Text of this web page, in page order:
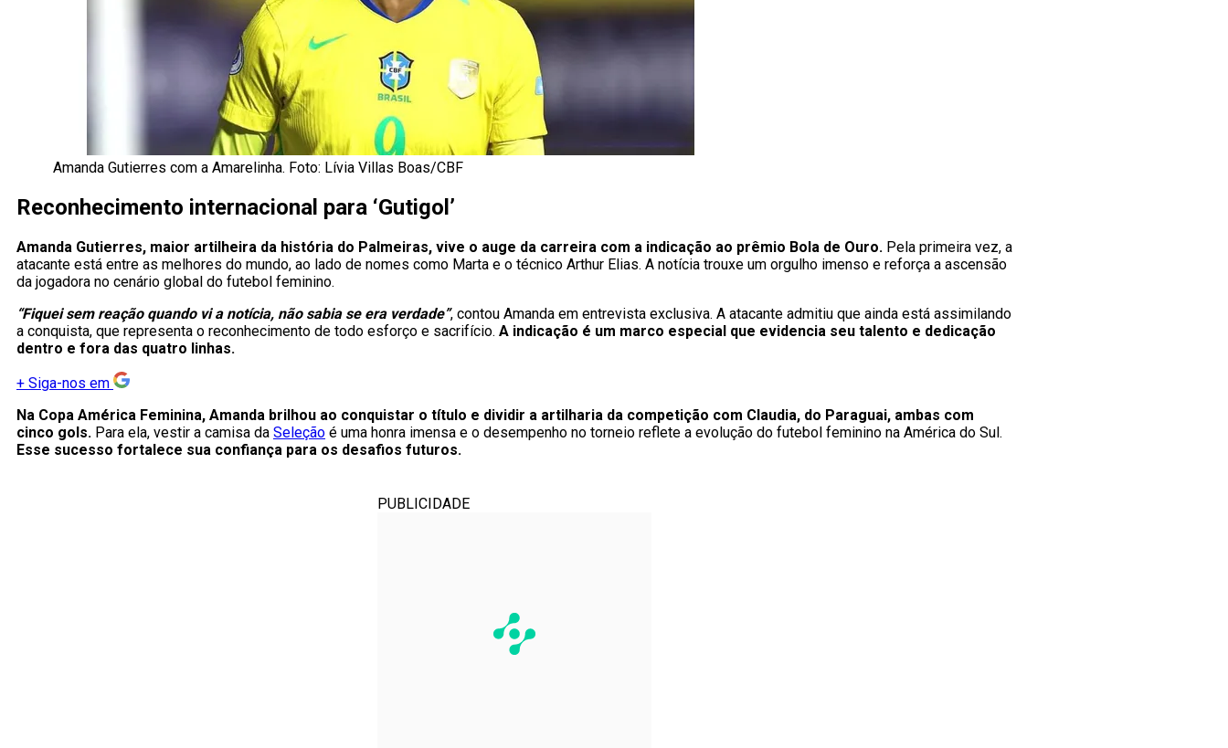
Amanda Gutierres com a Amarelinha. Foto: Lívia Villas Boas/CBF
Reconhecimento internacional para ‘Gutigol’
Amanda Gutierres, maior artilheira da história do Palmeiras, vive o auge da carreira com a indicação ao prêmio Bola de Ouro. Pela primeira vez, a
atacante está entre as melhores do mundo, ao lado de nomes como Marta e o técnico Arthur Elias. A notícia trouxe um orgulho imenso e reforça a ascensão
da jogadora no cenário global do futebol feminino.
“Fiquei sem reação quando vi a notícia, não sabia se era verdade”, contou Amanda em entrevista exclusiva. A atacante admitiu que ainda está assimilando
a conquista, que representa o reconhecimento de todo esforço e sacrifício. A indicação é um marco especial que evidencia seu talento e dedicação
dentro e fora das quatro linhas.
+ Siga-nos em
Na Copa América Feminina, Amanda brilhou ao conquistar o título e dividir a artilharia da competição com Claudia, do Paraguai, ambas com
cinco gols. Para ela, vestir a camisa da Seleção é uma honra imensa e o desempenho no torneio reflete a evolução do futebol feminino na América do Sul.
Esse sucesso fortalece sua confiança para os desafios futuros.
PUBLICIDADE